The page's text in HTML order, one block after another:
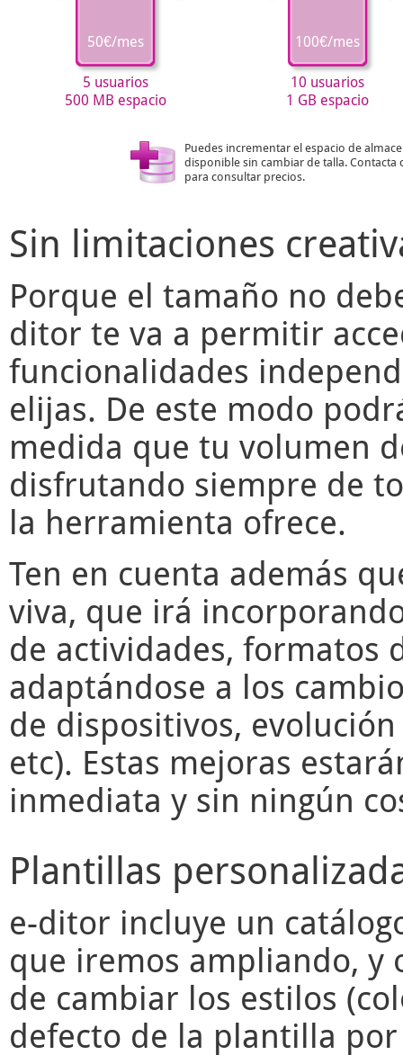
50€/mes
5 usuarios
500 MB espacio
100€/mes
10 usuarios
1 GB espacio
Puedes incrementar el espacio de
disponible sin cambiar de talla. Contacta
para consultar precios.
Sin limitaciones
Porque el tamaño no
ditor te va a permitir
funcionalidades
elijas. De este modo
medida que tu volumen
disfrutando siempre de
la herramienta ofrece.
Ten en cuenta además
viva, que irá
de actividades, formatos
adaptándose a los
de dispositivos,
etc). Estas mejoras
inmediata y sin ningún
Plantillas
e-ditor incluye un
que iremos ampliando, y
de cambiar los estilos
defecto de la plantilla